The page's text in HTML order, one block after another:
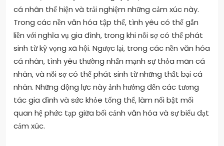
cá nhân thể hiện và trải nghiệm những cảm xúc này.
Trong các nền văn hóa tập thể, tình yêu có thể gắn
liền với nghĩa vụ gia đình, trong khi nỗi sợ có thể phát
sinh từ kỳ vọng xã hội. Ngược lại, trong các nền văn hóa
cá nhân, tình yêu thường nhấn mạnh sự thỏa mãn cá
nhân, và nỗi sợ có thể phát sinh từ những thất bại cá
nhân. Những động lực này ảnh hưởng đến các tương
tác gia đình và sức khỏe tổng thể, làm nổi bật mối
quan hệ phức tạp giữa bối cảnh văn hóa và sự biểu đạt
cảm xúc.